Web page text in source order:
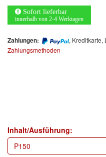
Informationsmaterial
MARKEN
E-D
EVERCOAT
Sofort lieferbar
innerhalb von 2-4 Werktagen
Zahlungen: , Kreditkarte,
Zahlungsmethoden
Inhalt/Ausführung:
P150